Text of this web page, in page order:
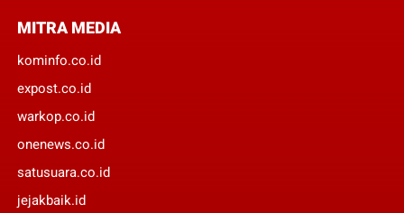
MITRA MEDIA
kominfo.co.id
expost.co.id
warkop.co.id
onenews.co.id
satusuara.co.id
jejakbaik.id